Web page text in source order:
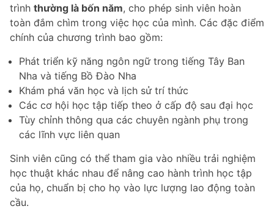
trình thường là bốn năm, cho phép sinh viên hoàn
toàn đắm chìm trong việc học của mình. Các đặc điểm
chính của chương trình bao gồm:
Phát triển kỹ năng ngôn ngữ trong tiếng Tây Ban
Nha và tiếng Bồ Đào Nha
Khám phá văn học và lịch sử trí thức
Các cơ hội học tập tiếp theo ở cấp độ sau đại học
Tùy chỉnh thông qua các chuyên ngành phụ trong
các lĩnh vực liên quan
Sinh viên cũng có thể tham gia vào nhiều trải nghiệm
học thuật khác nhau để nâng cao hành trình học tập
của họ, chuẩn bị cho họ vào lực lượng lao động toàn
cầu.